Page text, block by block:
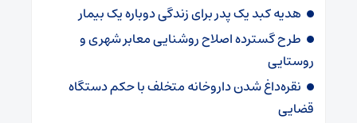
هدیه کبد یک پدر برای زندگی دوباره یک بیمار
طرح گسترده اصلاح روشنایی معابر شهری و
روستایی
نقره‌داغ شدن داروخانه متخلف با حکم دستگاه
قضایی